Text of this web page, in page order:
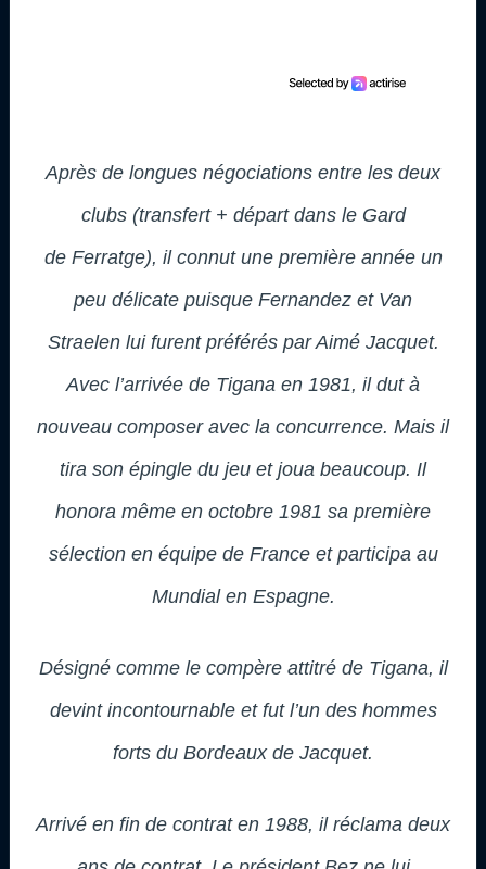
Après de longues négociations entre les deux
clubs (transfert + départ dans le Gard
de Ferratge), il connut une première année un
peu délicate puisque Fernandez et Van
Straelen lui furent préférés par Aimé Jacquet.
Avec l’arrivée de Tigana en 1981, il dut à
nouveau composer avec la concurrence. Mais il
tira son épingle du jeu et joua beaucoup. Il
honora même en octobre 1981 sa première
sélection en équipe de France et participa au
Mundial en Espagne.
Désigné comme le compère attitré de Tigana, il
devint incontournable et fut l’un des hommes
forts du Bordeaux de Jacquet.
Arrivé en fin de contrat en 1988, il réclama deux